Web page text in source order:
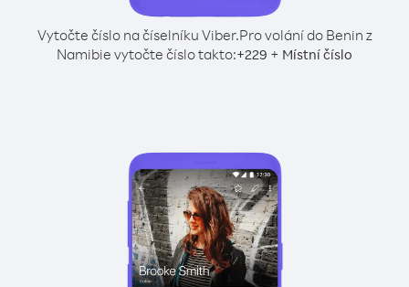
Vytočte číslo na číselníku Viber.Pro volání do Benin z
Namibie vytočte číslo takto:+229 + Místní číslo